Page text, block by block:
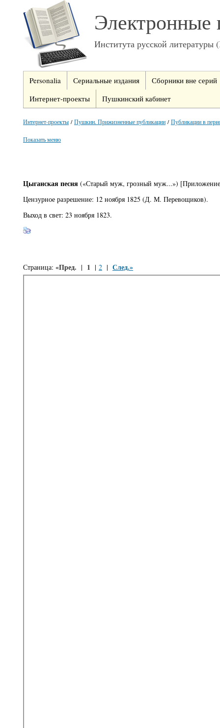
Электронные
Института русской
Personalia Сериальные издания
Сборники вне серий
Интернет-проекты
Пушкинский кабинет
Интернет-проекты /Пушкин. Прижизненные публикации /Публикации в
Показать меню
Цыганская песня («Старый муж, грозный муж...»)
Цензурное разрешение: 12 ноября 1825 (Д. М. Перевощиков).
Выход в свет: 23 ноября 1823.
Страница: «Пред. | 1 | 2 | След.»